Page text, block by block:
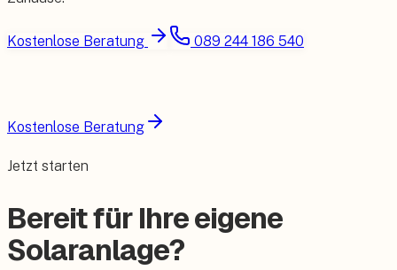
Kostenlose Beratung 089 244 186 540
Kostenlose Beratung
Jetzt starten
Bereit für Ihre eigene
Solaranlage?